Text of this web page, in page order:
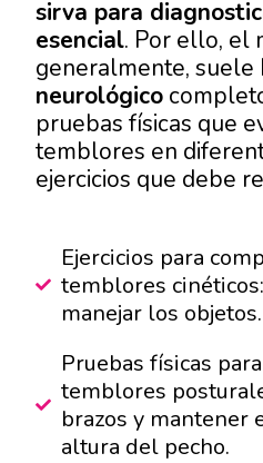
sirva para
esencial. Por ello, el
generalmente, suele
neurológico
pruebas físicas que
temblores en
ejercicios que debe
Ejercicios para
temblores
manejar los objetos.
Pruebas físicas
temblores
brazos y mantener
altura del pecho.